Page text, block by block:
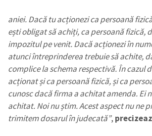
Trimite o informație
Despre
aniei. Dacă tu acționezi ca persoană
ești obligat să achiți, ca persoană fizică,
impozitul pe venit. Dacă acționezi în
atunci întreprinderea trebuiesă achite,
complice la schema respectivă. În cazul
acționat și ca persoană fizică, și ca
cunosc dacă firma a achitat amenda. Ei
achitat. Noi nu știm.Acest aspect nu ne
trimitem dosarul în judecată”,